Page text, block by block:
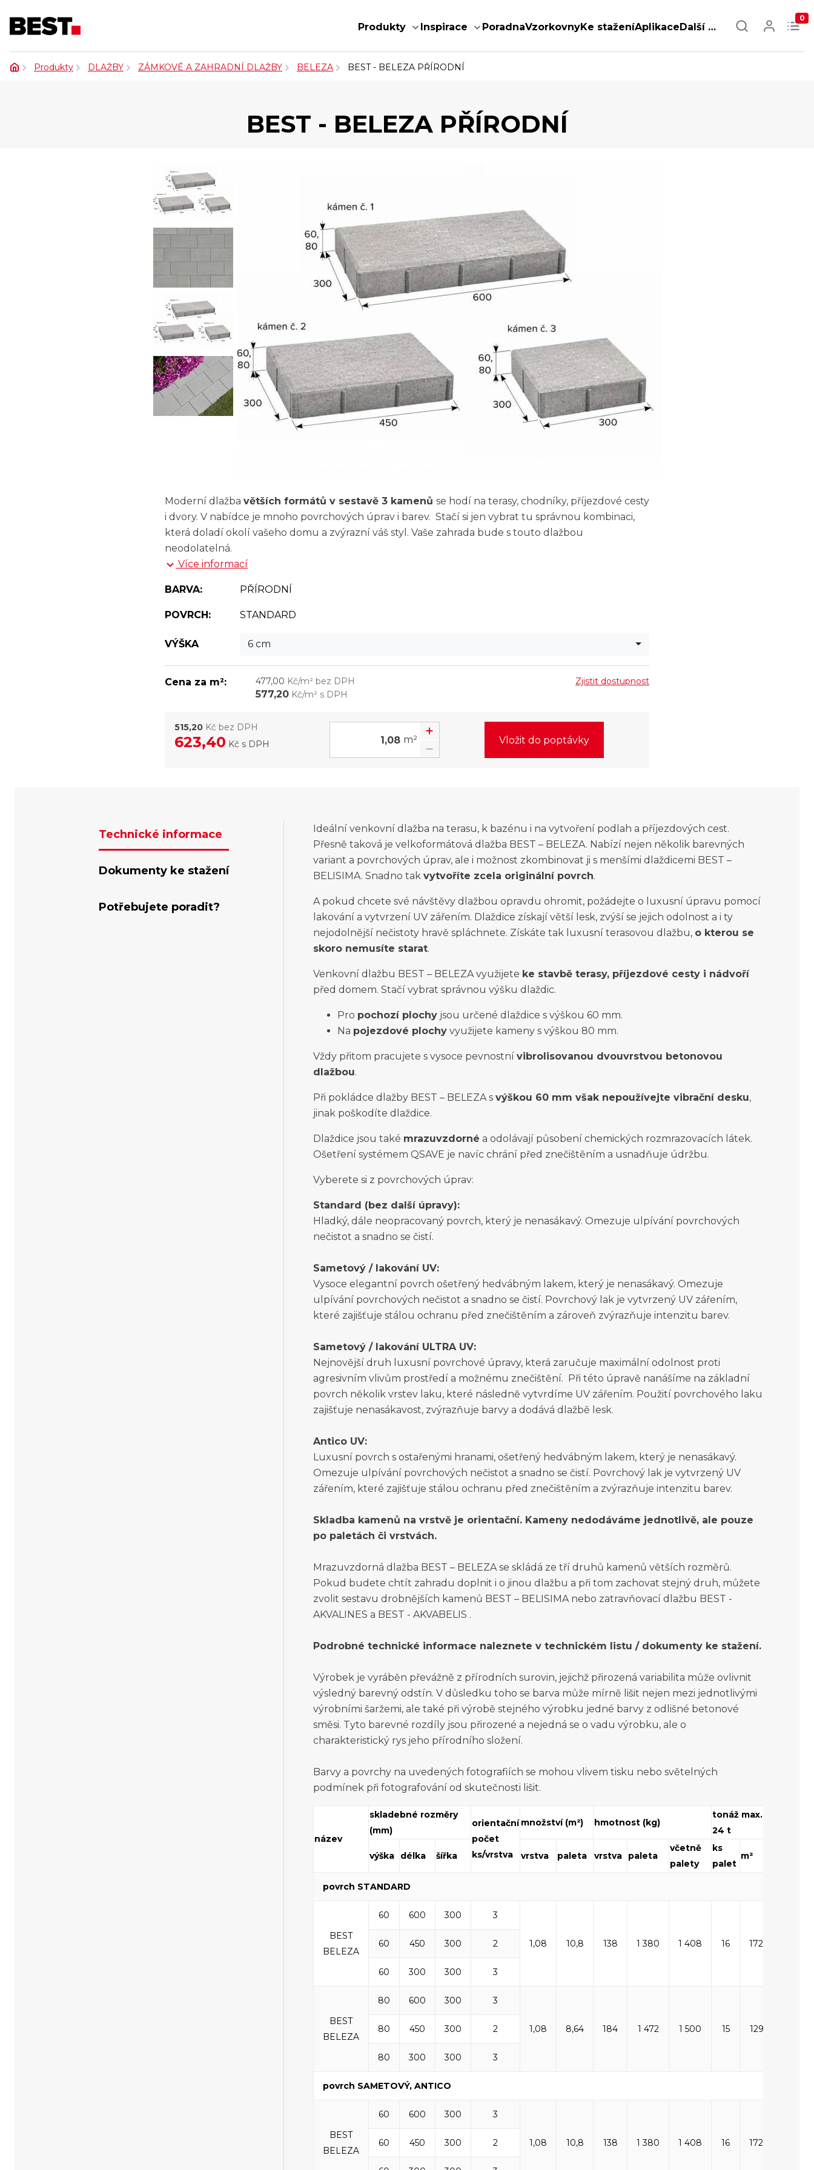
Produkty Inspirace PoradnaVzorkovnyKe staženíAplikaceDalší …
0
Produkty DLAŽBY ZÁMKOVÉ A ZAHRADNÍ DLAŽBY BELEZA BEST - BELEZA PŘÍRODNÍ
BEST - BELEZA PŘÍRODNÍ
Moderní dlažba větších formátů v sestavě 3 kamenů se hodí na terasy, chodníky, příjezdové cesty
i dvory. V nabídce je mnoho povrchových úprav i barev. Stačí si jen vybrat tu správnou kombinaci,
která doladí okolí vašeho domu a zvýrazní váš styl. Vaše zahrada bude s touto dlažbou
neodolatelná.
Více informací
BARVA: PŘÍRODNÍ
POVRCH: STANDARD
VÝŠKA 6 cm
Cena za m²: 477,00 Kč/m² bez DPH
577,20 Kč/m² s DPH
Zjistit dostupnost
515,20 Kč bez DPH
623,40 Kč s DPH m² Vložit do poptávky
Technické informace
Dokumenty ke stažení
Potřebujete poradit?
Ideální venkovní dlažba na terasu, k bazénu i na vytvoření podlah a příjezdových cest.
Přesně taková je velkoformátová dlažba BEST – BELEZA. Nabízí nejen několik barevných
variant a povrchových úprav, ale i možnost zkombinovat ji s menšími dlaždicemi BEST –
BELISIMA. Snadno tak vytvoříte zcela originální povrch.
A pokud chcete své návštěvy dlažbou opravdu ohromit, požádejte o luxusní úpravu pomocí
lakování a vytvrzení UV zářením. Dlaždice získají větší lesk, zvýší se jejich odolnost a i ty
nejodolnější nečistoty hravě spláchnete. Získáte tak luxusní terasovou dlažbu, o kterou se
skoro nemusíte starat.
Venkovní dlažbu BEST – BELEZA využijete ke stavbě terasy, příjezdové cesty i nádvoří
před domem. Stačí vybrat správnou výšku dlaždic.
Pro pochozí plochy jsou určené dlaždice s výškou 60 mm.
Na pojezdové plochy využijete kameny s výškou 80 mm.
Vždy přitom pracujete s vysoce pevnostní vibrolisovanou dvouvrstvou betonovou
dlažbou.
Při pokládce dlažby BEST – BELEZA s výškou 60 mm však nepoužívejte vibrační desku,
jinak poškodíte dlaždice.
Dlaždice jsou také mrazuvzdorné a odolávají působení chemických rozmrazovacích látek.
Ošetření systémem QSAVE je navíc chrání před znečištěním a usnadňuje údržbu.
Vyberete si z povrchových úprav:
Standard (bez další úpravy):
Hladký, dále neopracovaný povrch, který je nenasákavý. Omezuje ulpívání povrchových
nečistot a snadno se čistí.
Sametový / lakování UV:
Vysoce elegantní povrch ošetřený hedvábným lakem, který je nenasákavý. Omezuje
ulpívání povrchových nečistot a snadno se čistí. Povrchový lak je vytvrzený UV zářením,
které zajišťuje stálou ochranu před znečištěním a zároveň zvýrazňuje intenzitu barev.
Sametový / lakování ULTRA UV:
Nejnovější druh luxusní povrchové úpravy, která zaručuje maximální odolnost proti
agresivním vlivům prostředí a možnému znečištění. Při této úpravě nanášíme na základní
povrch několik vrstev laku, které následně vytvrdíme UV zářením. Použití povrchového laku
zajišťuje nenasákavost, zvýrazňuje barvy a dodává dlažbě lesk.
Antico UV:
Luxusní povrch s ostařenými hranami, ošetřený hedvábným lakem, který je nenasákavý.
Omezuje ulpívání povrchových nečistot a snadno se čistí. Povrchový lak je vytvrzený UV
zářením, které zajišťuje stálou ochranu před znečištěním a zvýrazňuje intenzitu barev.
Skladba kamenů na vrstvě je orientační. Kameny nedodáváme jednotlivě, ale pouze
po paletách či vrstvách.
Mrazuvzdorná dlažba BEST – BELEZA se skládá ze tří druhů kamenů větších rozměrů.
Pokud budete chtít zahradu doplnit i o jinou dlažbu a při tom zachovat stejný druh, můžete
zvolit sestavu drobnějších kamenů BEST – BELISIMA nebo zatravňovací dlažbu BEST -
AKVALINES a BEST - AKVABELIS .
Podrobné technické informace naleznete v technickém listu / dokumenty ke stažení.
Výrobek je vyráběn převážně z přírodních surovin, jejichž přirozená variabilita může ovlivnit
výsledný barevný odstín. V důsledku toho se barva může mírně lišit nejen mezi jednotlivými
výrobními šaržemi, ale také při výrobě stejného výrobku jedné barvy z odlišné betonové
směsi. Tyto barevné rozdíly jsou přirozené a nejedná se o vadu výrobku, ale o
charakteristický rys jeho přírodního složení.
Barvy a povrchy na uvedených fotografiích se mohou vlivem tisku nebo světelných
podmínek při fotografování od skutečnosti lišit.
název
skladebné rozměry
(mm)
orientační
počet
ks/vrstva
množství (m²) hmotnost (kg)
tonáž max. do
24 t
výška délka šířka vrstva paleta vrstva paleta
včetně
palety
ks
palet
m²
povrch STANDARD
BEST
BELEZA
60 600 300 3
1,08 10,8 138 1 380 1 408 16 172,80
60 450 300 2
60 300 300 3
BEST
BELEZA
80 600 300 3
1,08 8,64 184 1 472 1 500 15 129,60
80 450 300 2
80 300 300 3
povrch SAMETOVÝ, ANTICO
BEST
BELEZA
60 600 300 3
1,08 10,8 138 1 380 1 408 16 172,80
60 450 300 2